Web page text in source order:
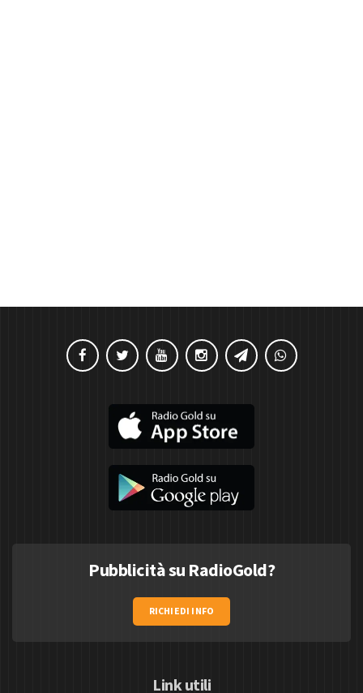
Pubblicità su RadioGold?
RICHIEDI INFO
Link utili